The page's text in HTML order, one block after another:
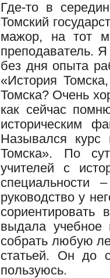
Где-то в
Томский
мажор, на тот
преподаватель.
без дня опыта
«История
Томска? Очень
как сейчас
историческим
Назывался курс
Томска». По
учителей с
специальности
руководство у
выдала
собрать любую
статьей. Он до
пользуюсь.